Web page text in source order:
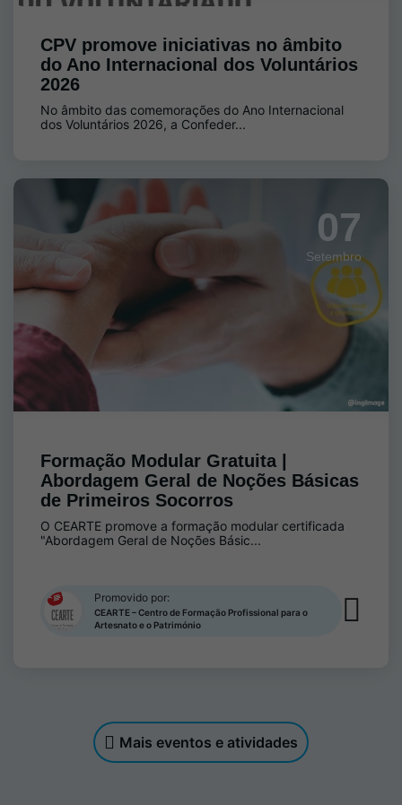
CPV promove iniciativas no âmbito
do Ano Internacional dos Voluntários
2026
No âmbito das comemorações do Ano Internacional
dos Voluntários 2026, a Confeder...
07
Setembro
Formação Modular Gratuita |
Abordagem Geral de Noções Básicas
de Primeiros Socorros
O CEARTE promove a formação modular certificada
"Abordagem Geral de Noções Básic...
Promovido por:
CEARTE – Centro de Formação Profissional para o
Artesnato e o Património
Mais eventos e atividades